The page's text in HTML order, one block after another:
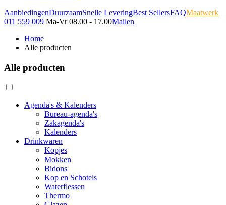
AanbiedingenDuurzaamSnelle LeveringBest SellersFAQMaatwerk
011 559 009 Ma-Vr 08.00 - 17.00Mailen
Home
Alle producten
Alle producten
Agenda's & Kalenders
Bureau-agenda's
Zakagenda's
Kalenders
Drinkwaren
Kopjes
Mokken
Bidons
Kop en Schotels
Waterflessen
Thermo